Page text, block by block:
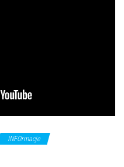
INFOrmacje